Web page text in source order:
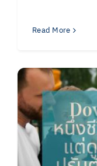
Read More